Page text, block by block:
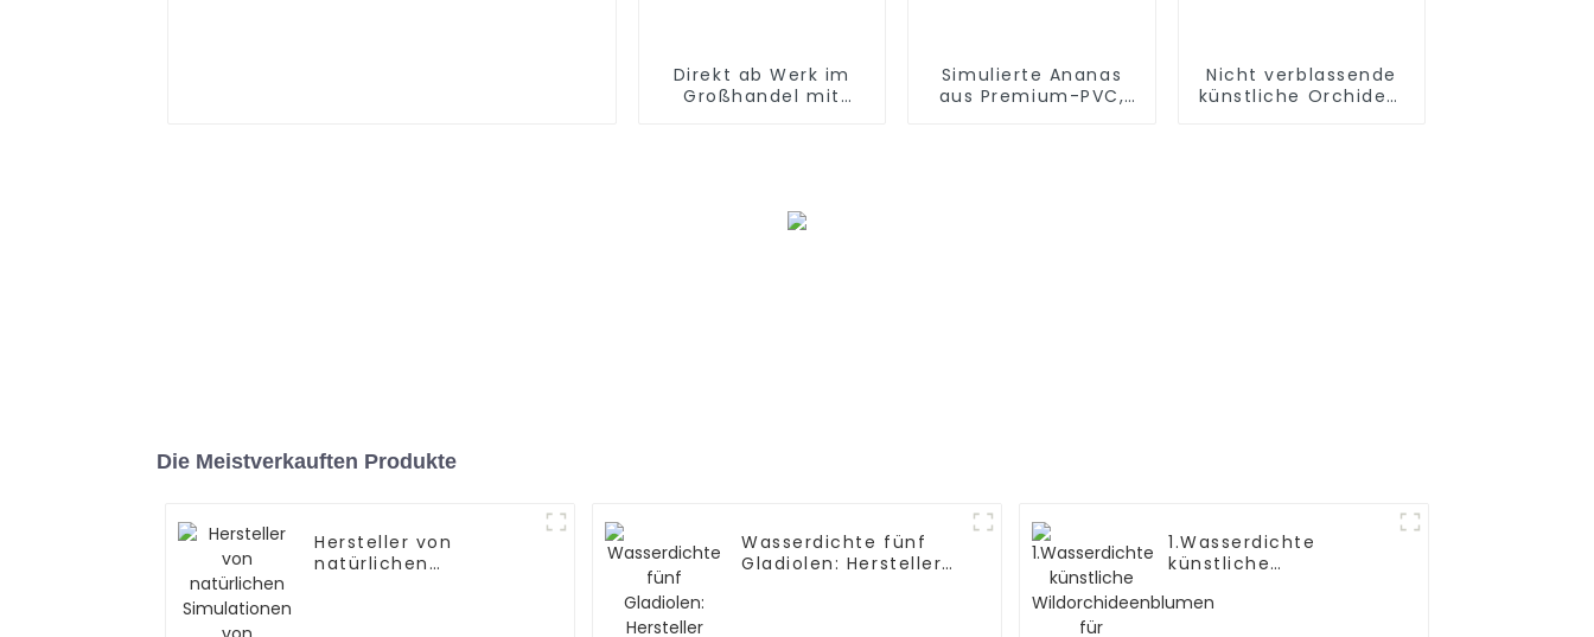
Direkt ab Werk im
Großhandel mit
Simulierte Ananas
aus Premium-PVC,
Nicht verblassende
künstliche Orchidee:
Die Meistverkauften Produkte
Hersteller von
natürlichen
Wasserdichte fünf
Gladiolen: Hersteller
1.Wasserdichte
künstliche
für dauerhafte